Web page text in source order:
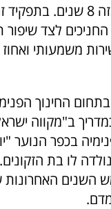
ארז שעיוביץ', מנהל את פנימיית
לצד שיפור
לשירות משמעותי
החינוך
ב"מקווה
בכפר הנוער
לו בת
האחרונות